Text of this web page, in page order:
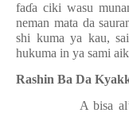
faɗa ciki wasu
neman mata da
shi kuma ya kau,
hukuma in ya sami
Rashin Ba Da
A bisa